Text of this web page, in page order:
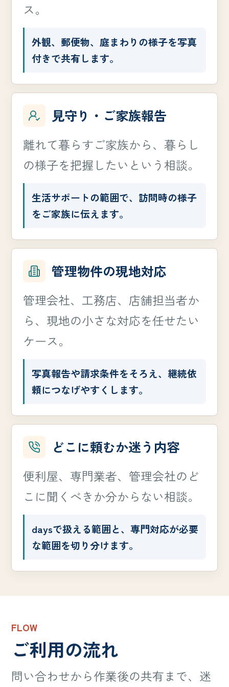
ス。
外観、郵便物、庭まわりの様子を写真
付きで共有します。
見守り・ご家族報告
離れて暮らすご家族から、暮らし
の様子を把握したいという相談。
生活サポートの範囲で、訪問時の様子
をご家族に伝えます。
管理物件の現地対応
管理会社、工務店、店舗担当者か
ら、現地の小さな対応を任せたい
ケース。
写真報告や請求条件をそろえ、継続依
頼につなげやすくします。
どこに頼むか迷う内容
便利屋、専門業者、管理会社のど
こに聞くべきか分からない相談。
daysで扱える範囲と、専門対応が必要
な範囲を切り分けます。
FLOW
ご利用の流れ
問い合わせから作業後の共有まで、迷